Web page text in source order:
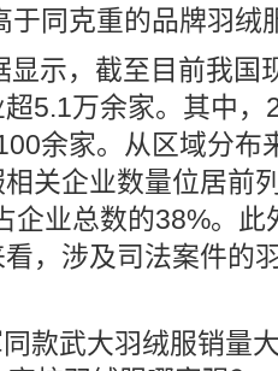
于同克重的品牌羽绒
显示，截至目前我国
5.1万余家。其中，
余家。从区域分布
关企业数量位居前
企业总数的38%。此
，涉及司法案件的